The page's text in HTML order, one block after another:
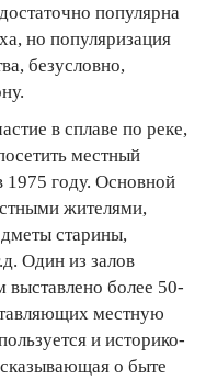
популярна
но популяризация
безусловно,
в сплаве по реке,
местный
1975 году. Основной
жителями,
старины,
Один из залов
более 50-
местную
и историко-
о быте